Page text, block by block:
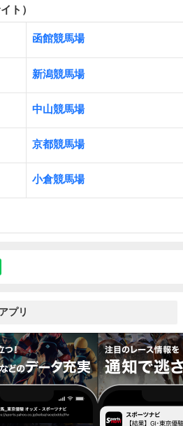
ト）
函館競馬場
新潟競馬場
中山競馬場
京都競馬場
小倉競馬場
プリ